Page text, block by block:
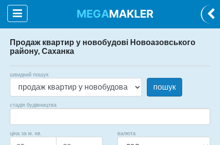
MEGAMAKLER
Продаж квартир у новобудові Новоазовського
району, Саханка
швидкий пошук
пошук
стадія будівництва
ціна за м. кв. валюта